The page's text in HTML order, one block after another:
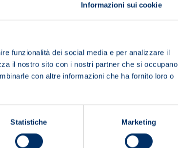
Informazioni sui cookie
funzionalità dei social media e per analizzare il
il nostro sito con i nostri partner che si occupano
con altre informazioni che ha fornito loro o
Statistiche Marketing